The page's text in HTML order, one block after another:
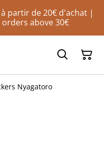
partir de 20€ d'achat |
above 30€
Nyagatoro